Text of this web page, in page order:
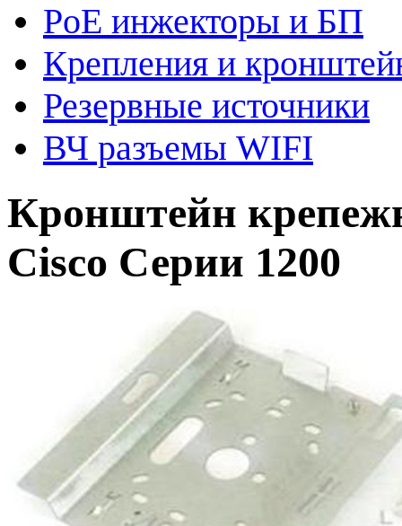
PoE инжекторы и БП
Крепления и
Резервные источники
ВЧ разъемы WIFI
Кронштейн
Cisco Серии 1200